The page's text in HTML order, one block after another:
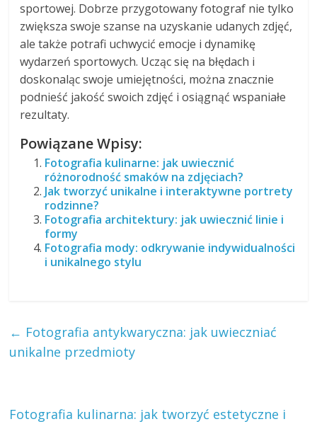
sportowej. Dobrze przygotowany fotograf nie tylko
zwiększa swoje szanse na uzyskanie udanych zdjęć,
ale także potrafi uchwycić emocje i dynamikę
wydarzeń sportowych. Ucząc się na błędach i
doskonaląc swoje umiejętności, można znacznie
podnieść jakość swoich zdjęć i osiągnąć wspaniałe
rezultaty.
Powiązane Wpisy:
Fotografia kulinarne: jak uwiecznić
różnorodność smaków na zdjęciach?
Jak tworzyć unikalne i interaktywne portrety
rodzinne?
Fotografia architektury: jak uwiecznić linie i
formy
Fotografia mody: odkrywanie indywidualności
i unikalnego stylu
← Fotografia antykwaryczna: jak uwieczniać
unikalne przedmioty
Fotografia kulinarna: jak tworzyć estetyczne i